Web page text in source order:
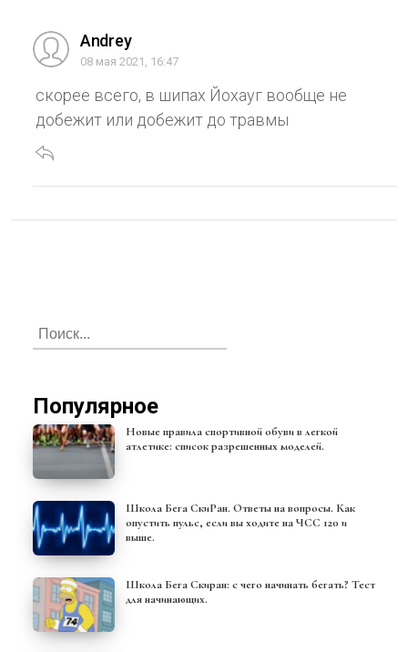
Andrey
08 мая 2021, 16:47
скорее всего, в шипах Йохауг вообще не
добежит или добежит до травмы
Популярное
Новые правила спортивной обуви в легкой
атлетике: список разрешенных моделей.
Школа Бега СкиРан. Ответы на вопросы. Как
опустить пульс, если вы ходите на ЧСС 120 и
выше.
Школа Бега Скиран: с чего начинать бегать? Тест
для начинающих.